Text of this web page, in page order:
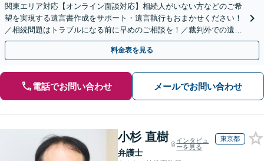
関東エリア対応【オンライン面談対応】相続人がいない方などのご希
望を実現する遺言書作成をサポート・遺言執行もおまかせください！
／相続問題はトラブルになる前に早めのご相談を！／裁判外での遺産
分割協議の経験多数【完全個室】
料金表を見る
電話でお問い合わせ メールでお問い合わせ
小杉 直樹
弁護士
インタビュ
ーを見る
東京都